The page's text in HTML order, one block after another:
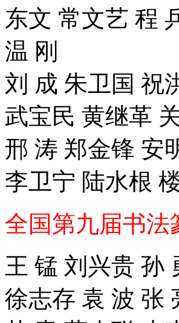
东文 常文艺 程
温 刚
刘 成 朱卫国 祝
武宝民 黄继革
邢 涛 郑金锋 安
李卫宁 陆水根
全国第九届书法
王 锰 刘兴贵 孙
徐志存 袁 波 张